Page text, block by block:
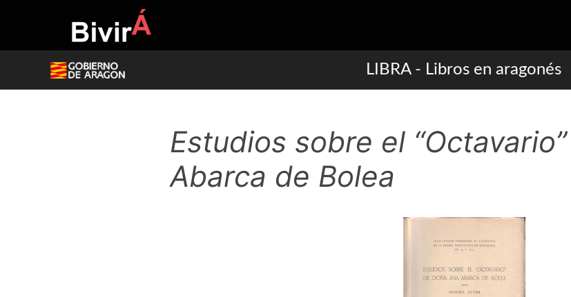
LIBRA - Libros en aragonés
Estudios sobre el
Abarca de Bolea